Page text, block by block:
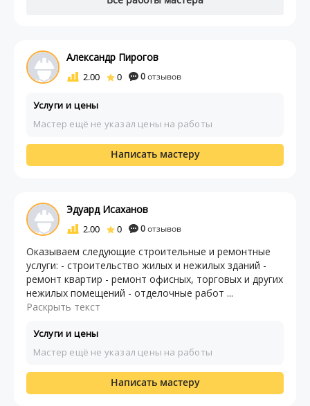
Александр Пирогов
2.00 0 0отзывов
Услуги и цены
Мастер ещё не указал цены на работы
Написать мастеру
Эдуард Исаханов
2.00 0 0отзывов
Оказываем следующие строительные и ремонтные
услуги: - строительство жилых и нежилых зданий -
ремонт квартир - ремонт офисных, торговых и других
нежилых помещений - отделочные работ ...
Раскрыть текст
Услуги и цены
Мастер ещё не указал цены на работы
Написать мастеру